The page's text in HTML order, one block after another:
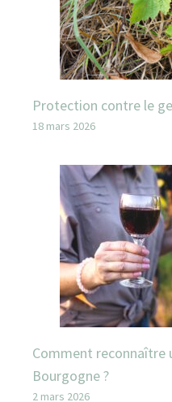
Protection contre le
18 mars 2026
Comment reconnaître
Bourgogne ?
2 mars 2026